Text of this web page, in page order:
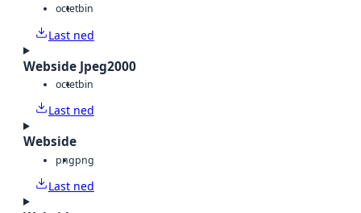
octetbin
Last ned
Webside Jpeg2000
octetbin
Last ned
Webside
pngpng
Last ned